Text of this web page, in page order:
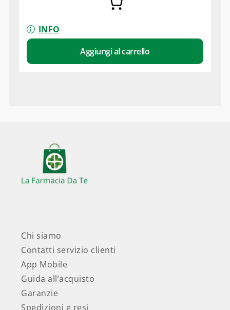
INFO
Aggiungi al carrello
Chi siamo
Contatti servizio clienti
App Mobile
Guida all’acquisto
Garanzie
Spedizioni e resi